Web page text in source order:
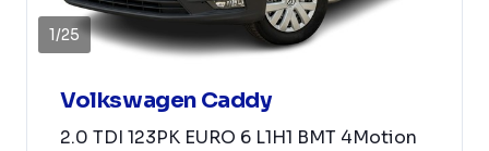
1/25
Volkswagen Caddy
2.0 TDI 123PK EURO 6 L1H1 BMT 4Motion